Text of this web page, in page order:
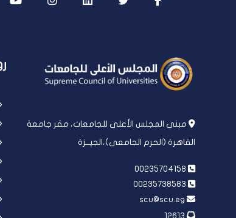
مبنى المجلس الأعلى للجامعات، مقر جامعة
القاهرة (الحرم الجامعى)،الجيــزة